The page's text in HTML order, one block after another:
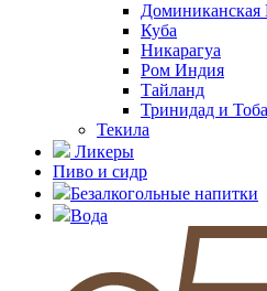
Доминиканская
Куба
Никарагуа
Ром Индия
Тайланд
Тринидад и
Текила
Ликеры
Пиво и сидр
Безалкогольные напитки
Вода